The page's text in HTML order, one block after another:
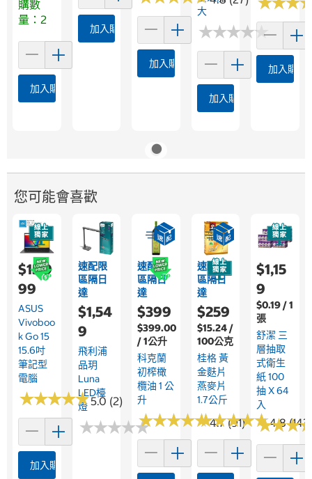
購數
量：2
加入購物車
加入購物車
加入購物車
大
★★★★★
★★★★★
加入購物車
加入購物
您可能會喜歡
$15,9
99
ASUS
Vivoboo
K Go 15
15.6吋
筆記型
電腦
★★★★★
★★★★★5.0 (2)
加入購物車
速配限
區隔日
達
$1,54
9
飛利浦
品玥
Luna
LED檯
燈
★★★★★
★★★★★
速配限
區隔日
達
$399
$399.00
/ 1公升
科克蘭
初榨橄
欖油 1 公
升
★★★★★
★★★★★4.7 (91)
速配限
區隔日
達
$259
$15.24 /
100公克
桂格 黃
金麩片
燕麥片
1.7公斤
★★★★★
★★★★★4.8
$1,15
9
$0.19 / 1
張
舒潔 三
層抽取
式衛生
紙 100
抽 X 64
入
★★★
★★★